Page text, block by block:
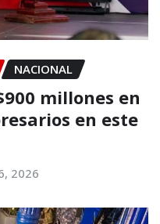
NACIONAL
millones en
en este
2026